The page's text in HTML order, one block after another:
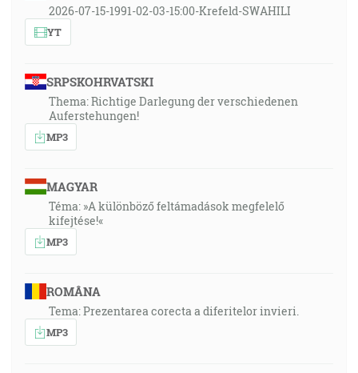
2026-07-15-1991-02-03-15:00-Krefeld-SWAHILI
YT
SRPSKOHRVATSKI
Thema: Richtige Darlegung der verschiedenen
Auferstehungen!
MP3
MAGYAR
Téma: »A különböző feltámadások megfelelő
kifejtése!«
MP3
ROMÂNA
Tema: Prezentarea corecta a diferitelor invieri.
MP3